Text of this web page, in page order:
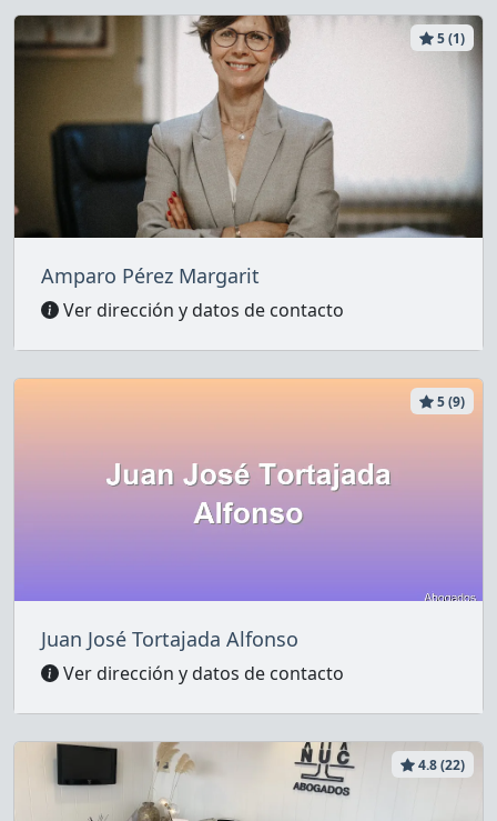
5 (1)
Amparo Pérez Margarit
Ver dirección y datos de contacto
5 (9)
Juan José Tortajada Alfonso
Ver dirección y datos de contacto
4.8 (22)